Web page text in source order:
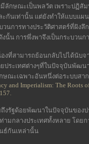
ลักษณะเป็นพลวัต เพราะปฏิสั
ะกันเท่านั้น แต่ยังทำให้แบบแ
วนการทางประวัติศาสตร์ที่ฝัง
น การพึ่งพาจึงเป็นกระบวนก
งที่สามารถย้อนกลับไปได้นับ
ยประเทศต่างๆที่ในปัจจุบันพั
ณะเฉพาะอันหนึ่งต่อระบบสา
and Imperialism: The Roots
รัฐด้อยพัฒนาในปัจจุบันของป
กลางประเทศทั้งหลาย โดยก
ธ์กันเหล่านั้น